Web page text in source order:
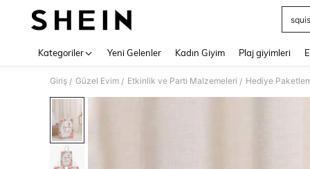
Kategoriler Yeni Gelenler Kadın Giyim Plaj giyimleri
Giriş / Güzel Evim / Etkinlik ve Parti Malzemeleri / Hediye